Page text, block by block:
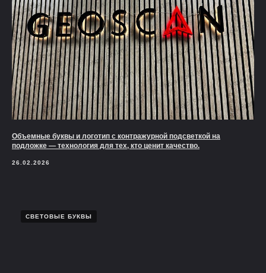
Объемные буквы и логотип с контражурной подсветкой на
подложке — технология для тех, кто ценит качество.
26.02.2026
СВЕТОВЫЕ БУКВЫ